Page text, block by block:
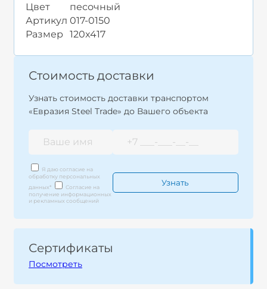
Цвет
песочный
Артикул 017-0150
Размер
120x417
Стоимость доставки
Узнать стоимость доставки транспортом
«Евразия Steel Trade» до Вашего объекта
Я даю согласие на
обработку персональных
данных*
Согласие на
получение информационных
и рекламных сообщений
Сертификаты
Посмотреть